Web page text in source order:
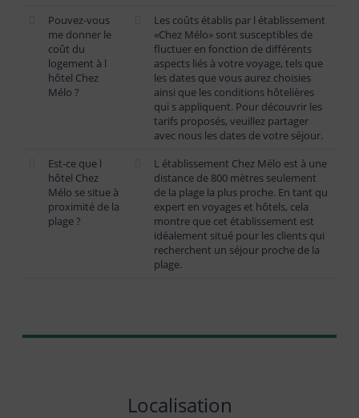
Pouvez-vous
me donner le
coût du
logement à l
hôtel Chez
Mélo ?
Les coûts établis par l établissement
«Chez Mélo» sont susceptibles de
fluctuer en fonction de différents
aspects liés à votre voyage, tels que
les dates que vous aurez choisies
ainsi que les conditions hôtelières
qui s appliquent. Pour découvrir les
tarifs proposés, veuillez partager
avec nous les dates de votre séjour.
Est-ce que l
hôtel Chez
Mélo se situe à
proximité de la
plage ?
L établissement Chez Mélo est à une
distance de 800 mètres seulement
de la plage la plus proche. En tant qu
expert en voyages et hôtels, cela
montre que cet établissement est
idéalement situé pour les clients qui
recherchent un séjour proche de la
plage.
Localisation